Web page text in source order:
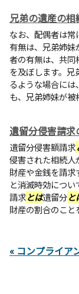
兄弟の遺産の
なお、配偶者は
有無は、兄弟姉妹
者の有無は、共同
を及ぼします。
るような場合には
も、兄弟姉妹が被
遺留分侵害請求
遺留分侵害額請求
侵害された相続人
財産や金銭を請
と消滅時効につ
請求とは遺留分と
財産の割合のこと
« コンプライア